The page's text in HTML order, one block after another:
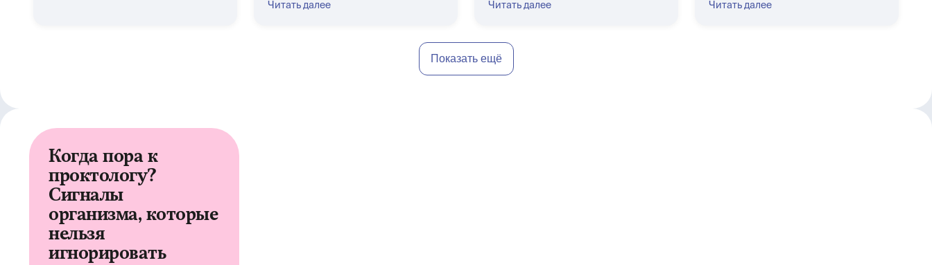
Читать далее
Читать далее
Читать далее
Показать ещё
Когда пора к
проктологу?
Сигналы
организма, которые
нельзя
игнорировать